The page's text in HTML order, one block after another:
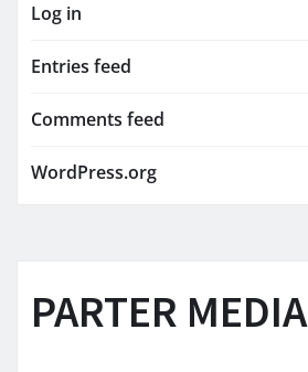
Log in
Entries feed
Comments feed
WordPress.org
PARTER MEDIA